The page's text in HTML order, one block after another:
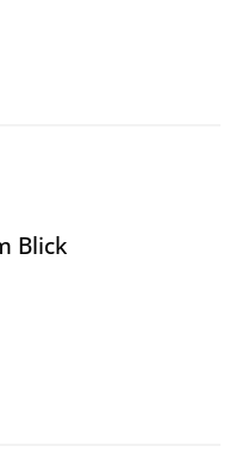
„Mobilstationen im
Blick